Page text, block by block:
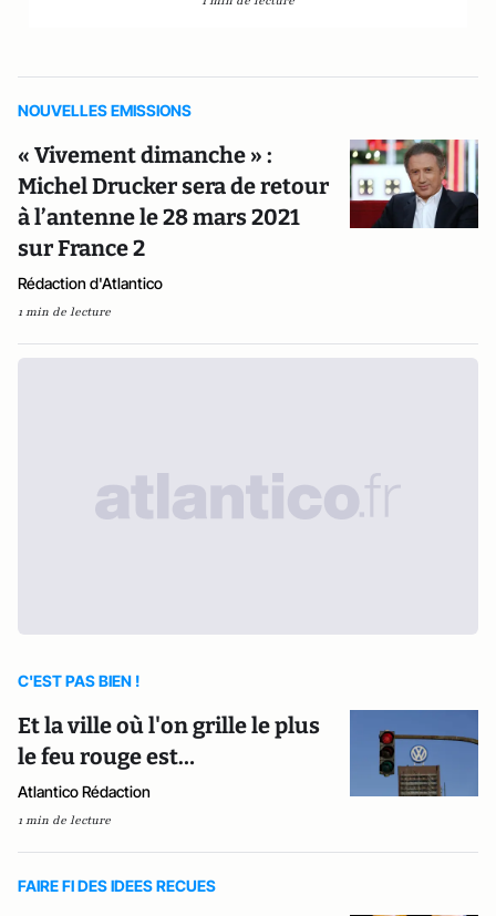
NOUVELLES EMISSIONS
« Vivement dimanche » :
Michel Drucker sera de retour
à l’antenne le 28 mars 2021
sur France 2
Rédaction d'Atlantico
1 min de lecture
C'EST PAS BIEN !
Et la ville où l'on grille le plus
le feu rouge est…
Atlantico Rédaction
1 min de lecture
FAIRE FI DES IDEES RECUES